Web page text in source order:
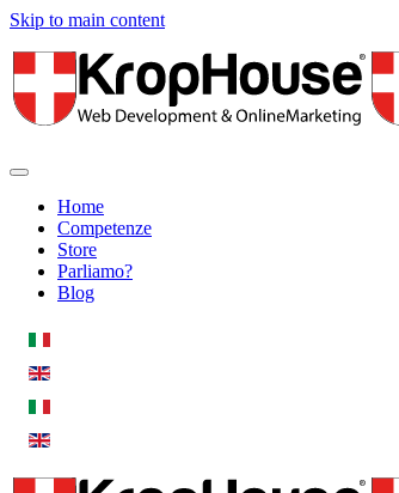
Skip to main content
Home
Competenze
Store
Parliamo?
Blog